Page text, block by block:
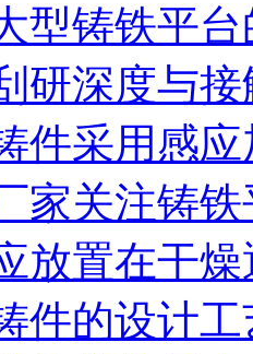
型铸铁平
研深度与
件采用感
家关注铸
放置在干
件的设计